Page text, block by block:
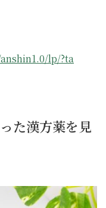
lp/?ta
た漢方薬を見